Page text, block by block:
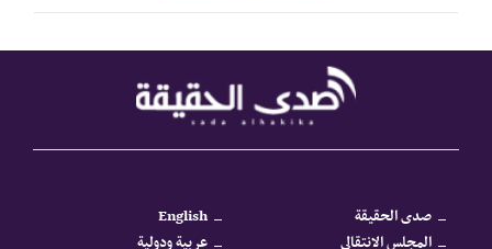
صدى الحقيقة
English
المجلس الانتقالي
عربية ودولية